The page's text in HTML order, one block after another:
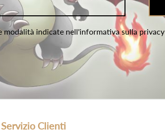
indicate nell'informativa sulla privacy
Servizio Clienti